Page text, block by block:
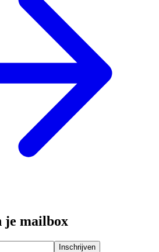
je mailbox
Inschrijven